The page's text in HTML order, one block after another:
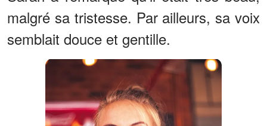
malgré sa tristesse. Par ailleurs, sa voix
semblait douce et gentille.